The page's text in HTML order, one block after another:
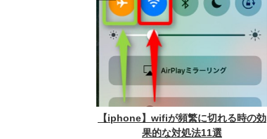
【iphone】wifiが頻繁に切れる時の効
果的な対処法11選